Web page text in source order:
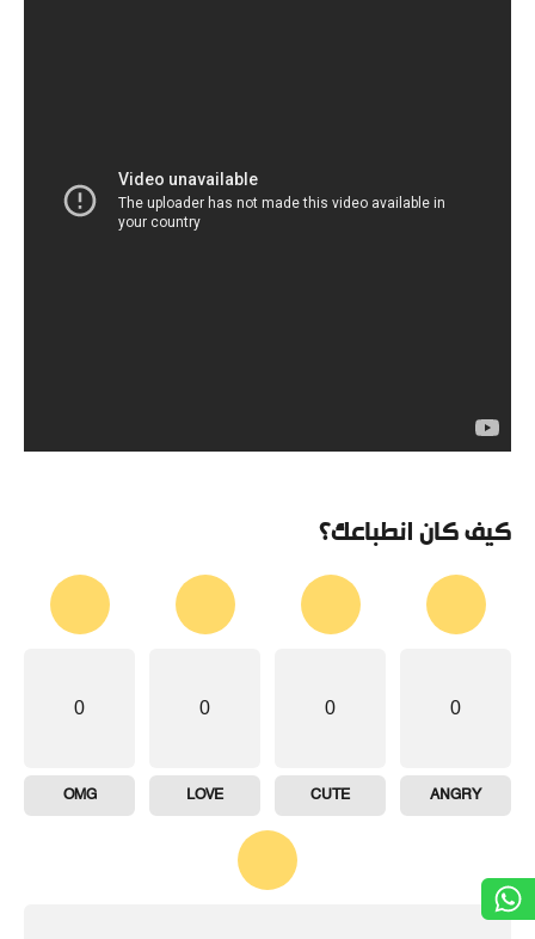
كيف كان انطباعك؟
0
ANGRY
0
CUTE
0
LOVE
0
OMG